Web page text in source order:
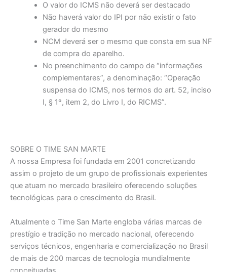
O valor do ICMS não deverá ser destacado
Não haverá valor do IPI por não existir o fato
gerador do mesmo
NCM deverá ser o mesmo que consta em sua NF
de compra do aparelho.
No preenchimento do campo de “informações
complementares”, a denominação: “Operação
suspensa do ICMS, nos termos do art. 52, inciso
I, § 1º, item 2, do Livro I, do RICMS”.
SOBRE O TIME SAN MARTE
A nossa Empresa foi fundada em 2001 concretizando
assim o projeto de um grupo de profissionais experientes
que atuam no mercado brasileiro oferecendo soluções
tecnológicas para o crescimento do Brasil.
Atualmente o Time San Marte engloba várias marcas de
prestígio e tradição no mercado nacional, oferecendo
serviços técnicos, engenharia e comercialização no Brasil
de mais de 200 marcas de tecnologia mundialmente